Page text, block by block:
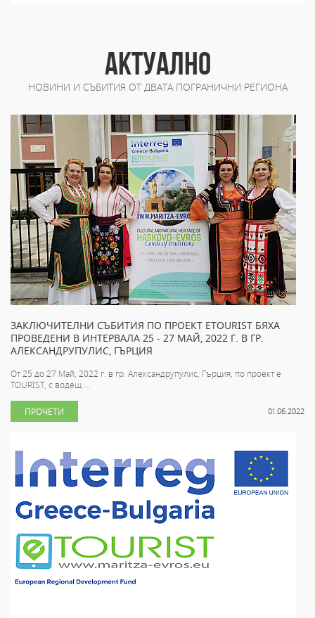
АКТУАЛНО
НОВИНИ И СЪБИТИЯ ОТ ДВАТА ПОГРАНИЧНИ РЕГИОНА
ЗАКЛЮЧИТЕЛНИ СЪБИТИЯ ПО ПРОЕКТ ETOURIST БЯХА
ПРОВЕДЕНИ В ИНТЕРВАЛА 25 - 27 МАЙ, 2022 Г. В ГР.
АЛЕКСАНДРУПУЛИС, ГЪРЦИЯ
От 25 до 27 Май, 2022 г. в гр. Александрупулис, Гърция, по проект e
TOURIST, с водещ ...
01.06.2022
ПРОЧЕТИ